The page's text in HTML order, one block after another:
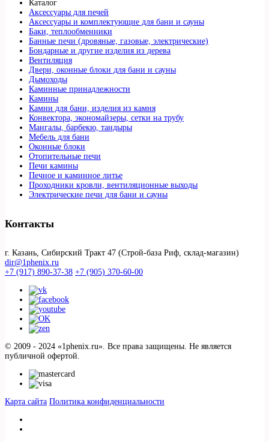
Каталог
Аксессуары для печей
Аксессуары и комплектующие для бани и сауны
Баки, теплообменники
Банные печи (дровяные, газовые, электрические)
Бондарные и другие изделия из дерева
Вентиляция
Двери, оконные блоки для бани и сауны
Дымоходы
Каминные принадлежности
Камины
Камни для бани, изделия из камня
Конвектора, экономайзеры, сетки на трубу
Мангалы, барбекю, тандыры
Мебель для бани
Оконные блоки
Отопительные печи
Печи камины
Печное и каминное литье
Проходники кровли, вeнтиляционные выходы
Электрические печи для бани и сауны
Контакты
г. Казань, Сибирский Тракт 47 (Строй-база Риф, склад-магазин)
dir@1phenix.ru
+7 (917) 890-37-38 +7 (905) 370-60-00
© 2009 - 2024 «1phenix.ru». Все права защищены. Не является
публичной офертой.
Карта сайта Политика конфиденциальности